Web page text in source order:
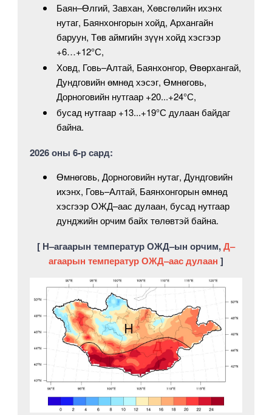
Баян–Өлгий, Завхан, Хөвсгөлийн ихэнх
нутаг, Баянхонгорын хойд, Архангайн
баруун, Төв аймгийн зүүн хойд хэсгээр
+6…+12°С,
Ховд, Говь–Алтай, Баянхонгор, Өвөрхангай,
Дундговийн өмнөд хэсэг, Өмнөговь,
Дорноговийн нутгаар +20...+24°С,
бусaд нутгaaр +13...+19°С дулаан бaйдаг
байна.
2026 оны 6-р сард:
Өмнөговь, Дорноговийн нутаг, Дундговийн
ихэнх, Говь–Алтай, Баянхонгорын өмнөд
хэсгээр ОЖД–аас дулаан, бусад нутгаар
дунджийн орчим байх төлөвтэй байна.
[ Н–агаарын температур ОЖД–ын орчим,Д–
агаарын температур ОЖД–аас дулаан ]